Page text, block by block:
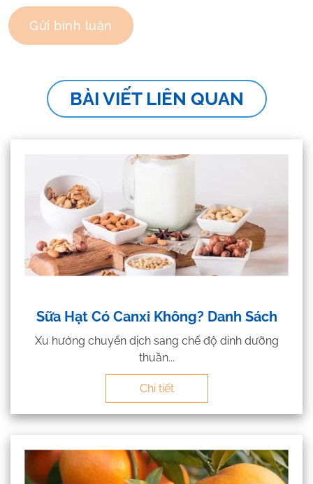
BÀI VIẾT LIÊN QUAN
Sữa Hạt Có Canxi Không? Danh Sách
Xu hướng chuyển dịch sang chế độ dinh dưỡng
thuần...
Chi tiết